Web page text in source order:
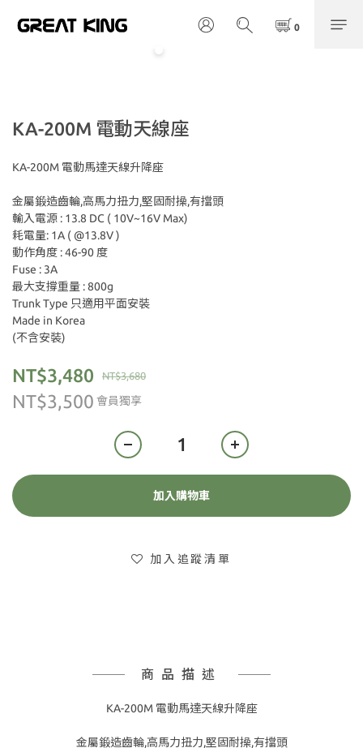
KA-200M 電動天線座
KA-200M 電動馬達天線升降座
金屬鍛造齒輪,高馬力扭力,堅固耐操,有擋頭
輸入電源 : 13.8 DC ( 10V~16V Max)
耗電量: 1A ( @13.8V )
動作角度 : 46-90 度
Fuse : 3A
最大支撐重量 : 800g
Trunk Type 只適用平面安裝
Made in Korea
(不含安裝)
NT$3,680
NT$3,480
NT$3,500 會員獨享
加入購物車
加入追蹤清單
商品描述
KA-200M 電動馬達天線升降座
金屬鍛造齒輪,高馬力扭力,堅固耐操,有擋頭